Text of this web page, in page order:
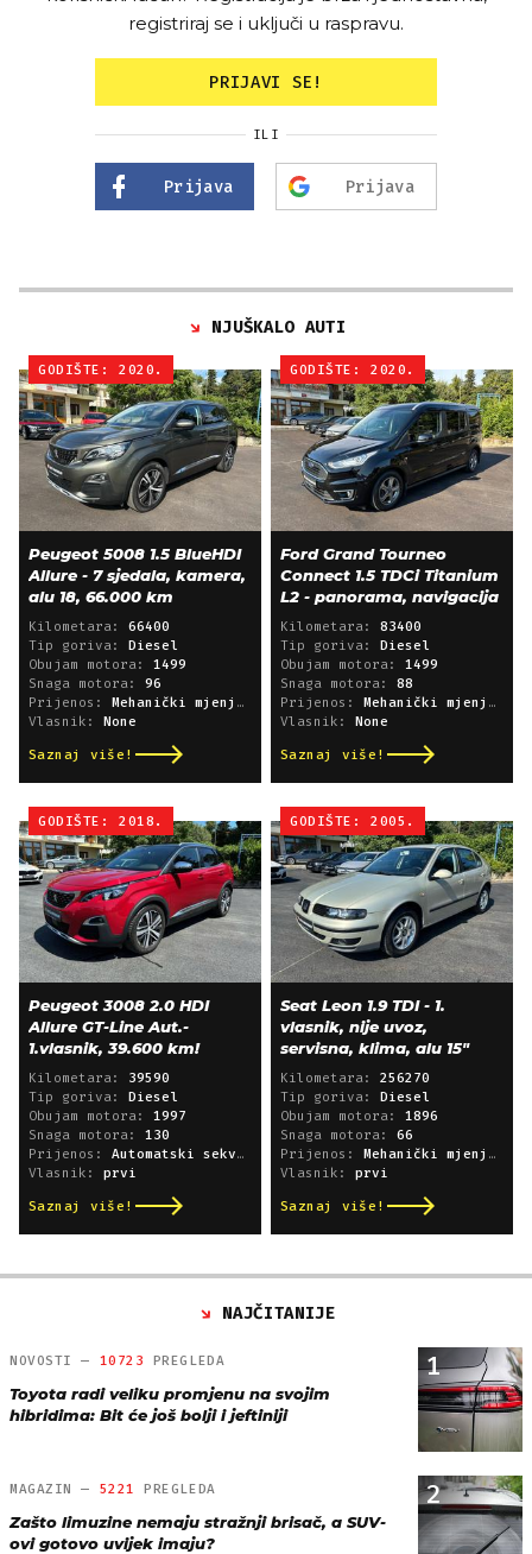
registriraj se i uključi u raspravu.
PRIJAVI SE!
ILI
Prijava Prijava
NJUŠKALO AUTI
GODIŠTE: 2020.
Peugeot 5008 1.5 BlueHDI
Allure - 7 sjedala, kamera,
alu 18, 66.000 km
Kilometara: 66400
Tip goriva: Diesel
Obujam motora: 1499
Snaga motora: 96
Prijenos: Mehanički mjenjač
Vlasnik: None
Saznaj više!
GODIŠTE: 2020.
Ford Grand Tourneo
Connect 1.5 TDCi Titanium
L2 - panorama, navigacija
Kilometara: 83400
Tip goriva: Diesel
Obujam motora: 1499
Snaga motora: 88
Prijenos: Mehanički mjenjač
Vlasnik: None
Saznaj više!
GODIŠTE: 2018.
Peugeot 3008 2.0 HDI
Allure GT-Line Aut.-
1.vlasnik, 39.600 km!
Kilometara: 39590
Tip goriva: Diesel
Obujam motora: 1997
Snaga motora: 130
Prijenos: Automatski sekvencijski
Vlasnik: prvi
Saznaj više!
GODIŠTE: 2005.
Seat Leon 1.9 TDI - 1.
vlasnik, nije uvoz,
servisna, klima, alu 15"
Kilometara: 256270
Tip goriva: Diesel
Obujam motora: 1896
Snaga motora: 66
Prijenos: Mehanički mjenjač
Vlasnik: prvi
Saznaj više!
NAJČITANIJE
1
NOVOSTI — 10723 PREGLEDA
Toyota radi veliku promjenu na svojim
hibridima: Bit će još bolji i jeftiniji
2
MAGAZIN — 5221 PREGLEDA
Zašto limuzine nemaju stražnji brisač, a SUV-
ovi gotovo uvijek imaju?